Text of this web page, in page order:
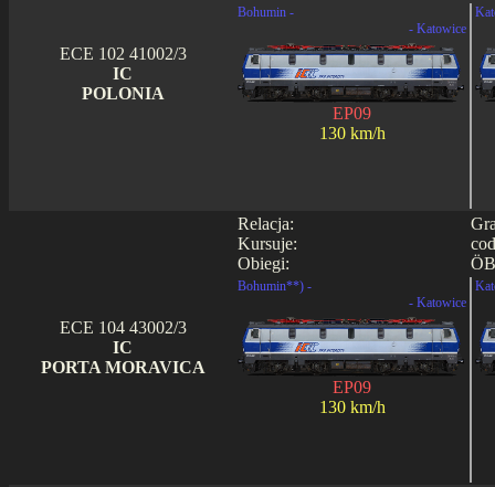
ECE 102 41002/3
IC
POLONIA
Bohumin -
- Katowice
EP09
130 km/h
Relacja:
Kursuje:
Obiegi:
ECE 104 43002/3
IC
PORTA MORAVICA
Bohumin**) -
- Katowice
EP09
130 km/h